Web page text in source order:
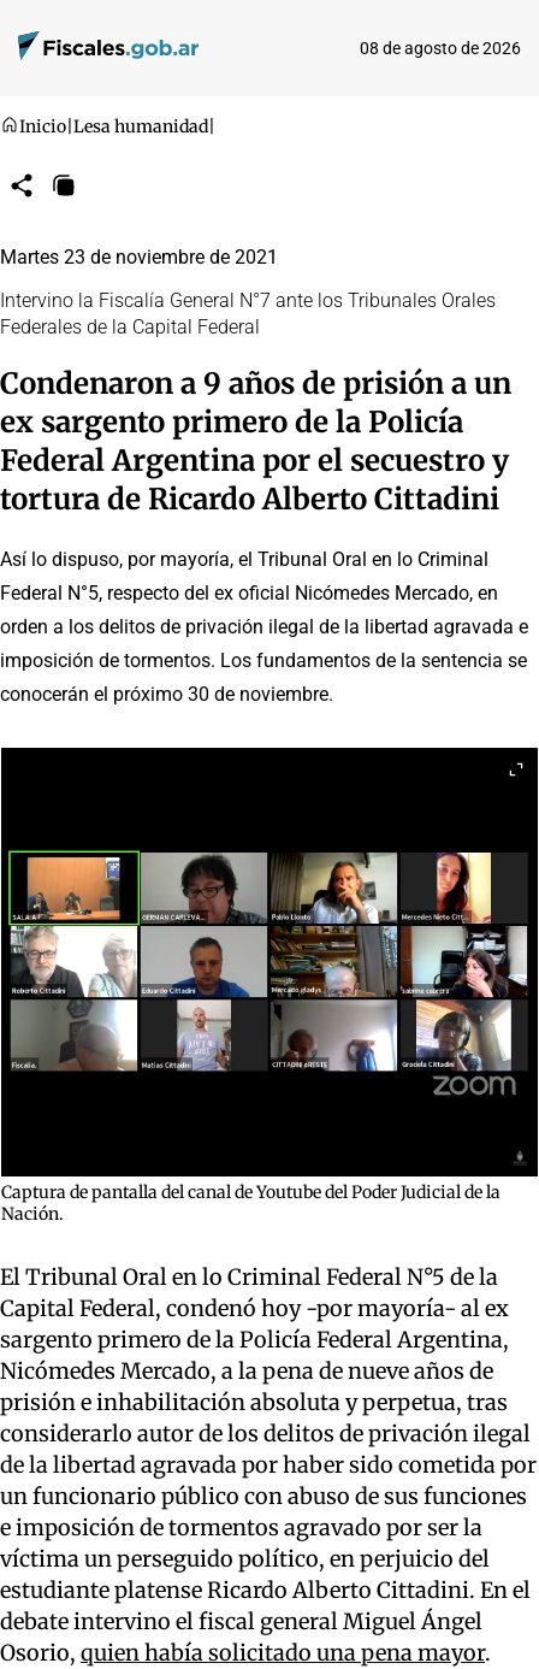
08 de agosto de 2026
Inicio Lesa humanidad
CompartirCopiar
Martes 23 de noviembre de 2021
Intervino la Fiscalía General N°7 ante los Tribunales Orales
Federales de la Capital Federal
Condenaron a 9 años de prisión a un
ex sargento primero de la Policía
Federal Argentina por el secuestro y
tortura de Ricardo Alberto Cittadini
Así lo dispuso, por mayoría, el Tribunal Oral en lo Criminal
Federal N°5, respecto del ex oficial Nicómedes Mercado, en
orden a los delitos de privación ilegal de la libertad agravada e
imposición de tormentos. Los fundamentos de la sentencia se
conocerán el próximo 30 de noviembre.
Captura de pantalla del canal de Youtube del Poder Judicial de la
Nación.
El Tribunal Oral en lo Criminal Federal N°5 de la
Capital Federal, condenó hoy -por mayoría- al ex
sargento primero de la Policía Federal Argentina,
Nicómedes Mercado, a la pena de nueve años de
prisión e inhabilitación absoluta y perpetua, tras
considerarlo autor de los delitos de privación ilegal
de la libertad agravada por haber sido cometida por
un funcionario público con abuso de sus funciones
e imposición de tormentos agravado por ser la
víctima un perseguido político, en perjuicio del
estudiante platense Ricardo Alberto Cittadini. En el
debate intervino el fiscal general Miguel Ángel
Osorio, quien había solicitado una pena mayor.